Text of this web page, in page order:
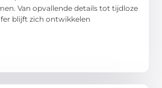
Van opvallende details tot tijdloze
blijft zich ontwikkelen